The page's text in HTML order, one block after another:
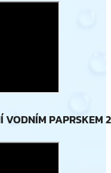
VODNÍM PAPRSKEM